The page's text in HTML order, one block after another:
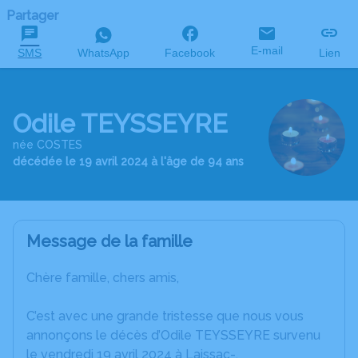
Partager
SMS WhatsApp Facebook E-mail Lien
Odile TEYSSEYRE
née COSTES
décédée le 19 avril 2024 à l'âge de 94 ans
Message de la famille
Chère famille, chers amis,
C’est avec une grande tristesse que nous vous
annonçons le décès d’Odile TEYSSEYRE survenu
le vendredi 19 avril 2024 à Laissac-.